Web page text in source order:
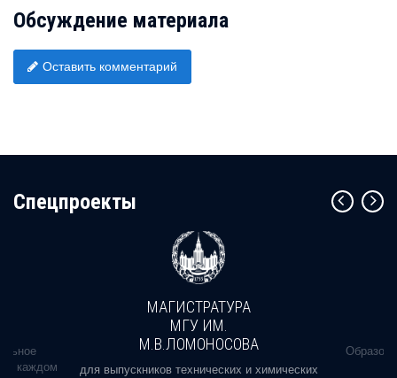
Обсуждение материала
Оставить комментарий
Cпецпроекты
в каждом
МАГИСТРАТУРА
МГУ ИМ.
М.В.ЛОМОНОСОВА
для выпускников технических и химических